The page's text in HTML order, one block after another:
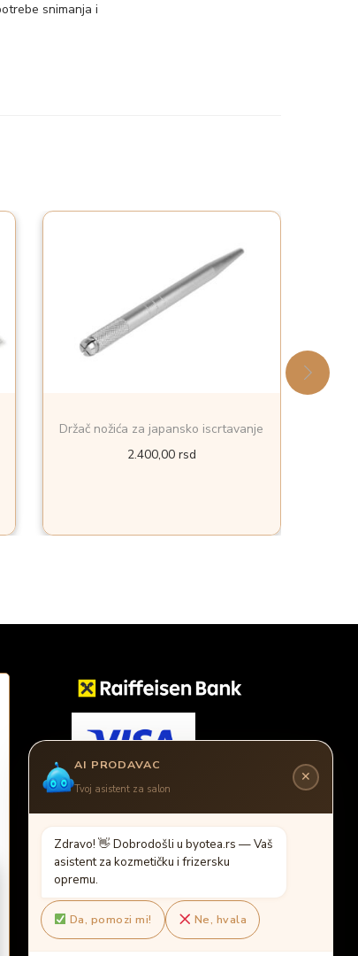
snimanja i
Držač nožića za japansko iscrtavanje
2.400,00 rsd
AI PRODAVAC
Tvoj asistent za salon
✕
Zdravo! Dobrodošli u byotea.rs —Vaš
asistent za kozmetičku i frizersku
opremu.
Da, pomozi mi! Ne, hvala